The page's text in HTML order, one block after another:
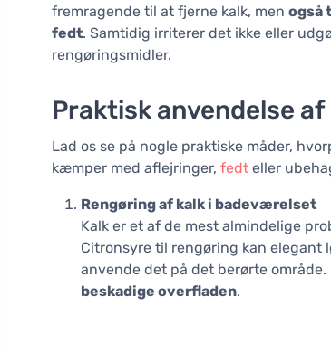
fremragende til at fjerne kalk, men også
fedt. Samtidig irriterer det ikke eller
rengøringsmidler.
Praktisk anvendelse
Lad os se på nogle praktiske måder,
kæmper med aflejringer, fedt eller
Rengøring af kalk i badeværelset
Kalk er et af de mest almindelige
Citronsyre til rengøring kan elegant
anvende det på det berørte
beskadige overfladen.